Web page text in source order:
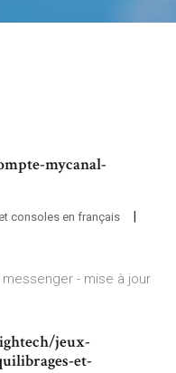
mycanal-
et consoles en français
- mise à jour
jeux-
et-